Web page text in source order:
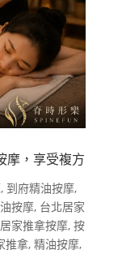
摩，享受複方
, 到府精油按摩,
按摩, 台北居家
居家推拿按摩, 按
推拿, 精油按摩,